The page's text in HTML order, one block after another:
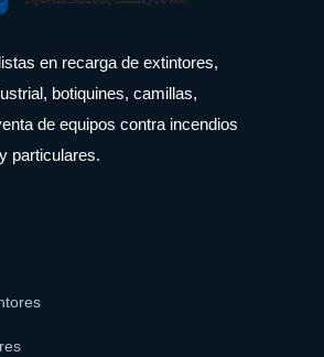
en recarga de extintores,
botiquines, camillas,
de equipos contra incendios
particulares.